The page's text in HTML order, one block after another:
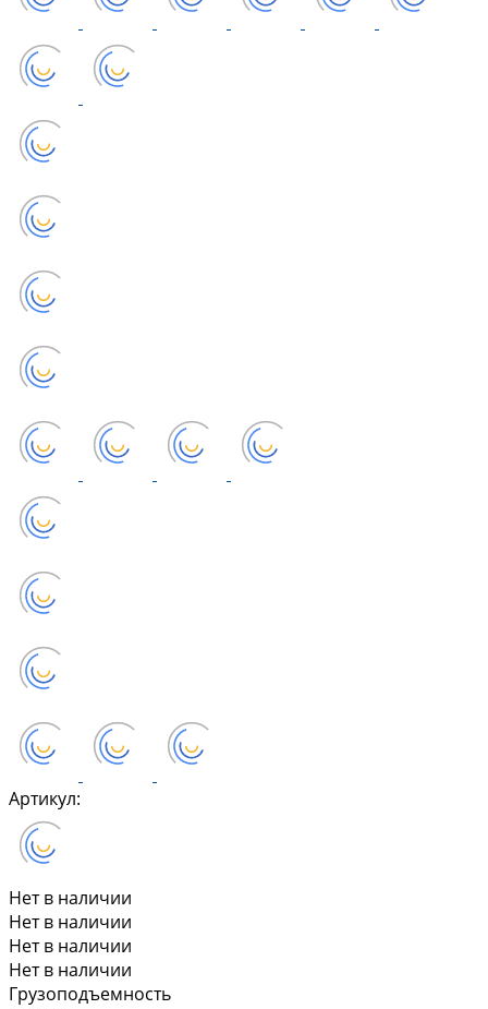
Артикул:
Нет в наличии
Нет в наличии
Нет в наличии
Нет в наличии
Грузоподъемность